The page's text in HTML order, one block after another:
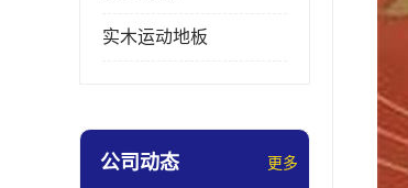
实木运动地板
公司动态 更多